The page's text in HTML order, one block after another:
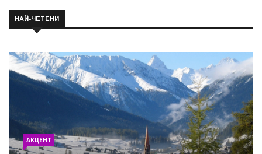
НАЙ-ЧЕТЕНИ
АКЦЕНТ